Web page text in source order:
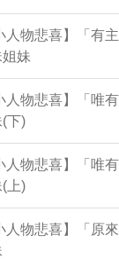
人物悲喜】「有
妹
物悲喜】「唯有
下)
物悲喜】「唯有
上)
物悲喜】「原來